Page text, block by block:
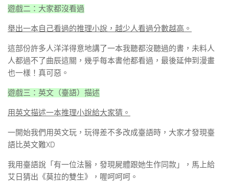
遊戲二：大家都沒看過
舉出一本自己看過的推理小說，越少人看過分數越高。
這部份許多人洋洋得意地講了一本我聽都沒聽過的書，未料人
人都過不了曲辰這關，幾乎每本書他都看過，最後延伸到漫畫
也一樣！真可惡。
遊戲三：英文（臺語）描述
用英文描述一本推理小說給大家猜。
一開始我們用英文玩，玩得差不多改成臺語時，大家才發現臺
語比英文難XD
我用臺語說「有一位法醫，發現屍體跟她生作同款」，馬上給
艾日猜出《莫拉的雙生》，喔呵呵呵。